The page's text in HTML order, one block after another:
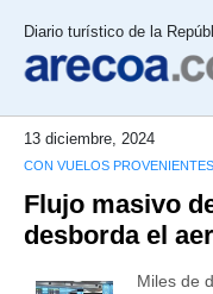
Diario turístico de la
13 diciembre, 2024
CON VUELOS
Flujo masivo
desborda el
Miles de